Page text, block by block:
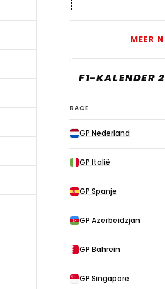
MEER
F1-KALENDER
F1-
kalender
2026
RACE
GP Nederland
GP Italië
GP Spanje
GP Azerbeidzjan
GP Bahrein
GP Singapore